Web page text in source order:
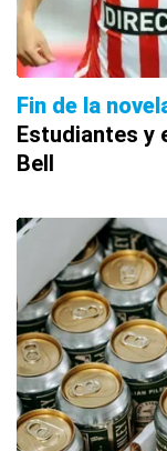
Fin de la
Estudiantes y
Bell